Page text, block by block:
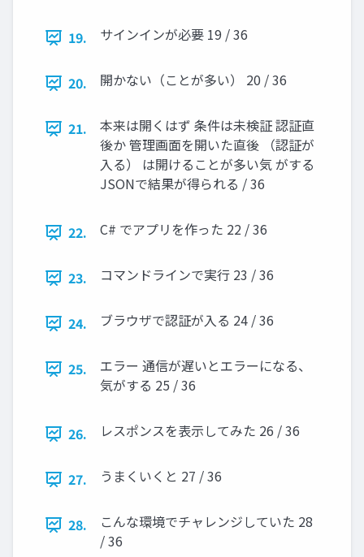
19. サインインが必要 19 / 36
20. 開かない（ことが多い） 20 / 36
21.
本来は開くはず 条件は未検証 認証直
後か 管理画面を開いた直後 （認証が
入る） は開けることが多い気 がする
JSONで結果が得られる / 36
22. C# でアプリを作った 22 / 36
23. コマンドラインで実行 23 / 36
24. ブラウザで認証が入る 24 / 36
25.
エラー 通信が遅いとエラーになる、
気がする 25 / 36
26. レスポンスを表示してみた 26 / 36
27. うまくいくと 27 / 36
28.
こんな環境でチャレンジしていた 28
/ 36